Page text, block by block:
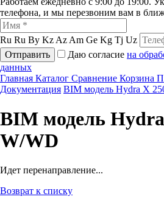
телефона, и мы перезвоним вам в
Ru Ru By Kz Az Am Ge Kg Tj Uz
Отправить
Даю согласие на
данных
Главная Каталог Сравнение Корзина
Документация BIM модель Hydra X
BIM модель
W/WD
Идет перенаправление...
Возврат к списку